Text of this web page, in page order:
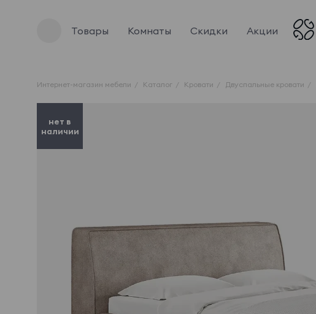
Товары Комнаты Скидки Акции
Интернет-магазин мебели Каталог Кровати Двуспальные кровати
нет в
наличии